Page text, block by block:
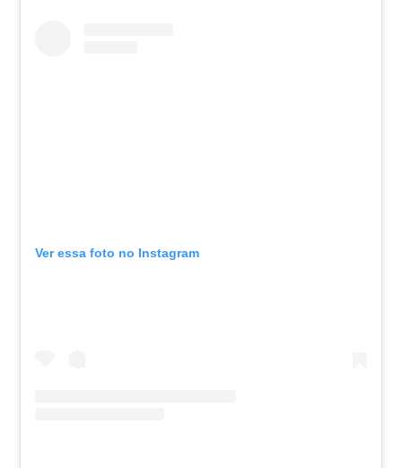
Ver essa foto no Instagram